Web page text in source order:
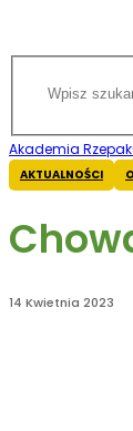
Akademia
AKTUALNOŚCI
14 Kwietnia 2023